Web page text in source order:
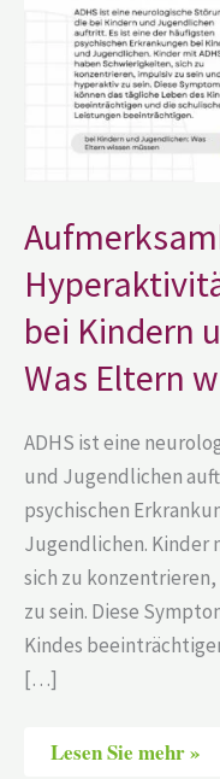
bei Kindern
Was Eltern
ADHS ist eine
und Jugendlichen
psychischen
Jugendlichen. Kinder
sich zu
zu sein. Diese
Kindes
[…]
und
Jugendlichen:
Was
Eltern
wissen
müssen
Lesen Sie mehr »